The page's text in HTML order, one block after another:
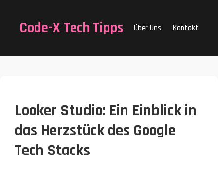
Code-X Tech Tipps Über Uns Kontakt
Looker Studio: Ein Einblick in
das Herzstück des Google
Tech Stacks